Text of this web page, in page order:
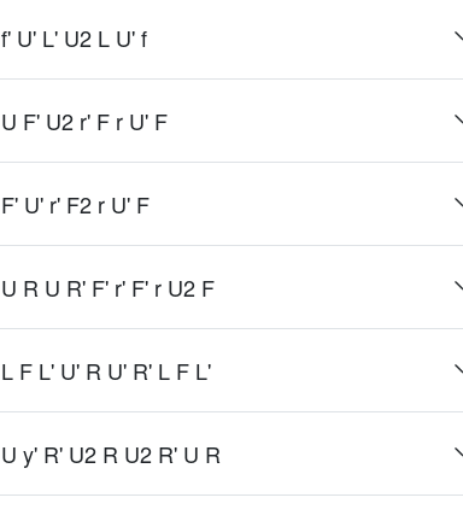
f' U' L' U2 L U' f
U F' U2 r' F r U' F
F' U' r' F2 r U' F
U R U R' F' r' F' r U2 F
L F L' U' R U' R' L F L'
U y' R' U2 R U2 R' U R